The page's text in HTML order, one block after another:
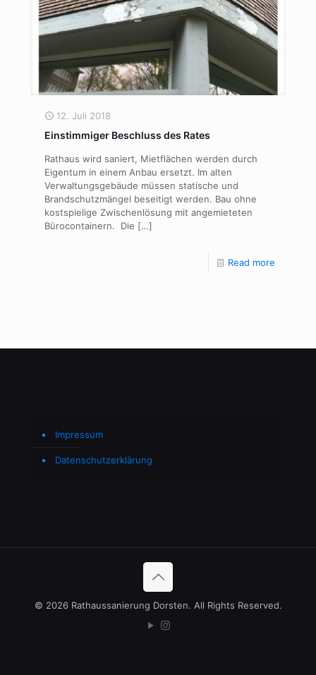
12. Juli 2018
Einstimmiger Beschluss des Rates
Rathaus wird saniert, Mietflächen werden durch
Eigentum in einem Anbau ersetzt. Im alten
Verwaltungsgebäude müssen statische und
Brandschutzmängel beseitigt werden. Bau ohne
kostspielige Zwischenlösung mit angemieteten
Bürocontainern. Die […]
Read more
Impressum
Datenschutzerklärung
© 2026 Rathaussanierung Dorsten. All Rights Reserved.